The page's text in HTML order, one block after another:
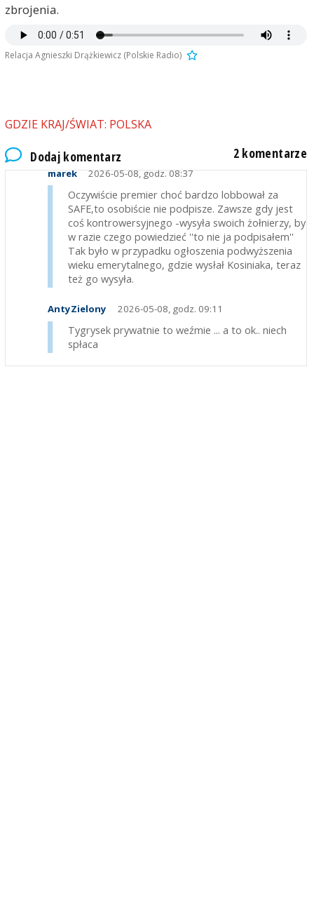
zbrojenia.
Relacja Agnieszki Drążkiewicz (Polskie Radio)
GDZIE KRAJ/ŚWIAT: POLSKA
Dodaj komentarz 2 komentarze
marek 2026-05-08, godz. 08:37
Oczywiście premier choć bardzo lobbował za
SAFE,to osobiście nie podpisze. Zawsze gdy jest
coś kontrowersyjnego -wysyła swoich żołnierzy, by
w razie czego powiedzieć ''to nie ja podpisałem''
Tak było w przypadku ogłoszenia podwyższenia
wieku emerytalnego, gdzie wysłał Kosiniaka, teraz
też go wysyła.
AntyZielony 2026-05-08, godz. 09:11
Tygrysek prywatnie to weźmie ... a to ok.. niech
spłaca